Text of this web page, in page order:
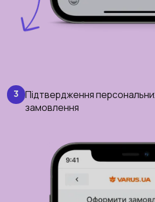
3
Підтвердження
замовлення